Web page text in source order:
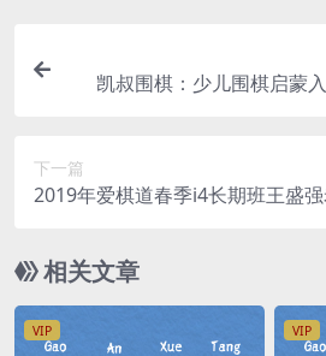
凯叔围棋：少儿围棋启蒙
下一篇
2019年爱棋道春季i4长期班王盛
相关文章
VIP VIP